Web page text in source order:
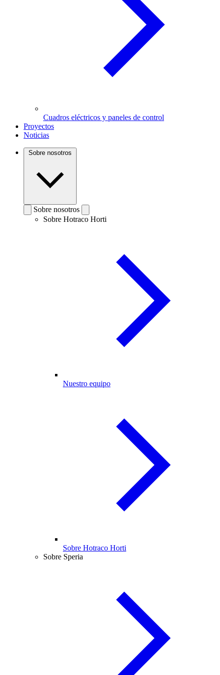
Cuadros eléctricos y paneles de control
Proyectos
Noticias
Sobre nosotros
Sobre nosotros
Sobre Hotraco Horti
Nuestro equipo
Sobre Hotraco Horti
Sobre Speria